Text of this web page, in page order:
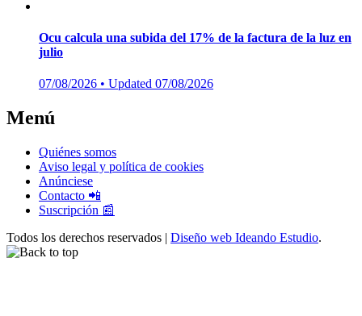
Ocu calcula una subida del 17% de la factura de la luz en
julio
Posted
07/08/2026 • Updated 07/08/2026
Menú
Quiénes somos
Aviso legal y política de cookies
Anúnciese
Contacto 📲
Suscripción 📰
Todos los derechos reservados | Diseño web Ideando Estudio.